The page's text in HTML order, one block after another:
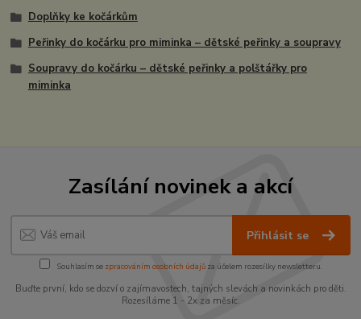
Doplňky ke kočárkům
Peřinky do kočárku pro miminka – dětské peřinky a soupravy
Soupravy do kočárku – dětské peřinky a polštářky pro
miminka
Zasílání novinek a akcí
Přihlásit se
Souhlasím se zpracováním osobních údajůza účelem rozesílky newsletteru.
Buďte první, kdo se dozví o zajímavostech, tajných slevách a novinkách pro děti.
Rozesíláme 1 - 2x za měsíc.